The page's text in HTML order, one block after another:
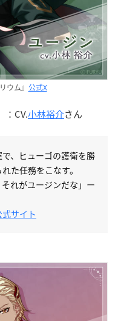
ウム』 公式X
：CV.小林裕介さん
、ヒューゴの護衛を勝
た任務をこなす。
れがユージンだな」ー
式サイト